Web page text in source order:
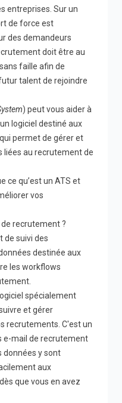
entreprises. Sur un
de force est
des demandeurs
doit être au
faille afin de
talent de rejoindre
) peut vous aider à
logiciel destiné aux
permet de gérer et
liées au recrutement de
ce qu’est un ATS et
vos
de recrutement ?
de suivi des
destinée aux
les workflows
spécialement
et gérer
recrutements. C'est un
e-mail de recrutement
données y sont
aux
que vous en avez